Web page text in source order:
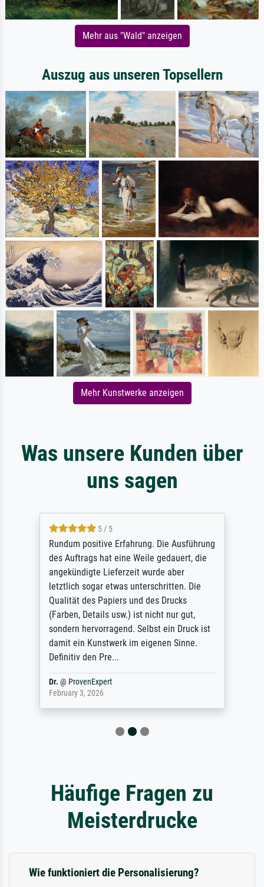
Mehr aus "Wald" anzeigen
Auszug aus unseren Topsellern
Mehr Kunstwerke anzeigen
Was unsere Kunden über
uns sagen
5 / 5
Rundum positive Erfahrung. Die Ausführung
des Auftrags hat eine Weile gedauert, die
angekündigte Lieferzeit wurde aber
letztlich sogar etwas unterschritten. Die
Qualität des Papiers und des Drucks
(Farben, Details usw.) ist nicht nur gut,
sondern hervorragend. Selbst ein Druck ist
damit ein Kunstwerk im eigenen Sinne.
Definitiv den Pre...
Dr. @ ProvenExpert
February 3, 2026
Häufige Fragen zu
Meisterdrucke
Wie funktioniert die Personalisierung?